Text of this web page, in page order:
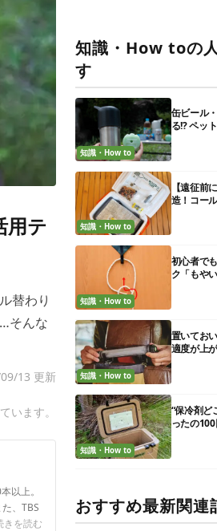
用テ
替わり
そんな
13 更新
います。
以上。
、TBS
きを読む
知識・How toの
す
知識・How to
缶ビール
る!? ペッ
ス保冷剤
知識・How to
【遠征前
造！コー
い勝手を
知識・How to
初心者で
ク「もや
知識・How to
置いてお
適度が上
ッズ27選
知識・How to
“保冷剤ど
ったの
簡単DIY】
おすすめ最新関連